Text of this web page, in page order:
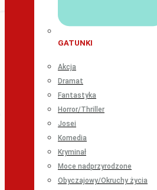
GATUNKI
Akcja
Dramat
Fantastyka
Horror/Thriller
Josei
Komedia
Kryminał
Moce nadprzyrodzone
Obyczajowy/Okruchy życia